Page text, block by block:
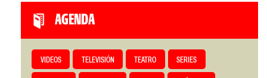
AGENDA
VIDEOS TELEVISIÓN TEATRO SERIES